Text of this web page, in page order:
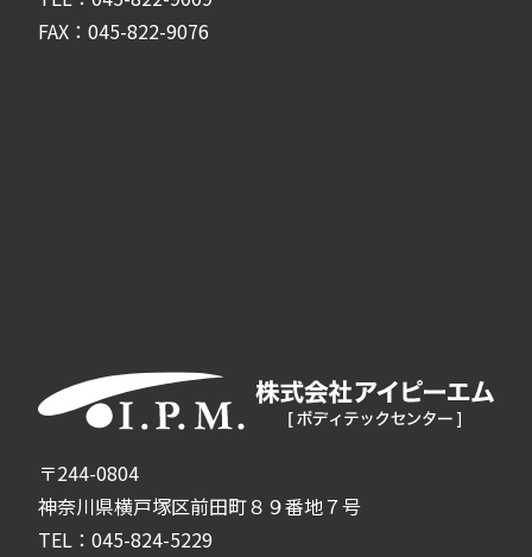
FAX：045-822-9076
〒244-0804
神奈川県横戸塚区前田町８９番地７号
TEL：045-824-5229